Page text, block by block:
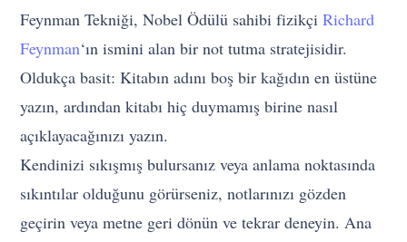
Feynman Tekniği, Nobel Ödülü sahibi fizikçiRichard
Feynman‘ın ismini alan bir not tutma stratejisidir.
Oldukça basit: Kitabın adını boş bir kağıdın en üstüne
yazın, ardından kitabı hiç duymamış birine nasıl
açıklayacağınızı yazın.
Kendinizi sıkışmış bulursanız veya anlama noktasında
sıkıntılar olduğunu görürseniz, notlarınızı gözden
geçirin veya metne geri dönün ve tekrar deneyin. Ana